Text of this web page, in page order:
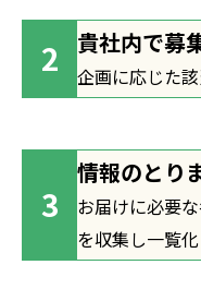
貴社内で募
企画に応じた
情報のとり
お届けに必要
を収集し一覧化